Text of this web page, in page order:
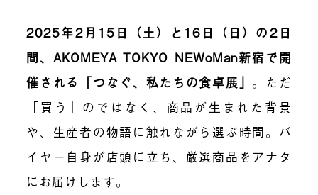
2025年2月15日（土）と16日（日）の2日
間、AKOMEYA TOKYO NEWoMan新宿で開
催される「つなぐ、私たちの食卓展」 。ただ
「買う」のではなく、商品が生まれた背景
や、生産者の物語に触れながら選ぶ時間。バ
イヤー自身が店頭に立ち、厳選商品をアナタ
にお届けします。